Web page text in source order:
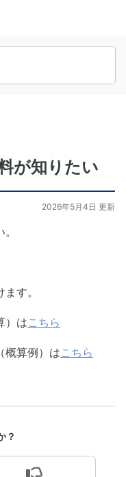
が知りたい
2026年5月4日 更新
す。
）はこちら
概算例）はこちら
？